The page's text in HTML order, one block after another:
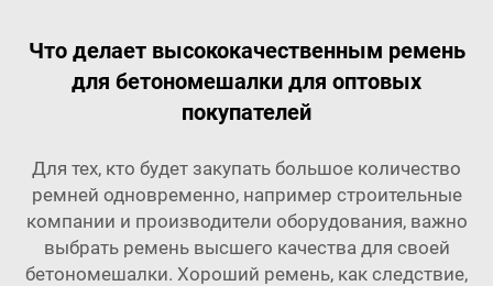
Что делает высококачественным ремень
для бетономешалки для оптовых
покупателей
Для тех, кто будет закупать большое количество
ремней одновременно, например строительные
компании и производители оборудования, важно
выбрать ремень высшего качества для своей
бетономешалки. Хороший ремень, как следствие,